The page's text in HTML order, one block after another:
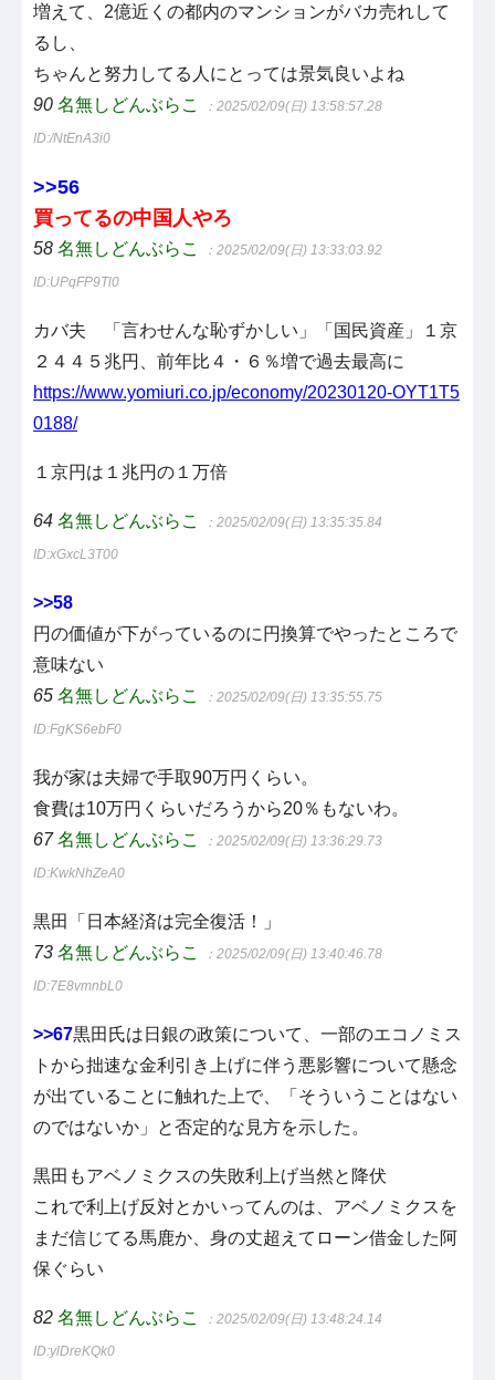
増えて、2億近くの都内のマンションがバカ売れして
るし、
ちゃんと努力してる人にとっては景気良いよね
90 名無しどんぶらこ ：2025/02/09(日) 13:58:57.28
ID:/NtEnA3i0
>>56
買ってるの中国人やろ
58 名無しどんぶらこ ：2025/02/09(日) 13:33:03.92
ID:UPqFP9Tl0
カバ夫 「言わせんな恥ずかしい」「国民資産」１京
２４４５兆円、前年比４・６％増で過去最高に
https://www.yomiuri.co.jp/economy/20230120-OYT1T5
0188/
１京円は１兆円の１万倍
64 名無しどんぶらこ ：2025/02/09(日) 13:35:35.84
ID:xGxcL3T00
>>58
円の価値が下がっているのに円換算でやったところで
意味ない
65 名無しどんぶらこ ：2025/02/09(日) 13:35:55.75
ID:FgKS6ebF0
我が家は夫婦で手取90万円くらい。
食費は10万円くらいだろうから20％もないわ。
67 名無しどんぶらこ ：2025/02/09(日) 13:36:29.73
ID:KwkNhZeA0
黒田「日本経済は完全復活！」
73 名無しどんぶらこ ：2025/02/09(日) 13:40:46.78
ID:7E8vmnbL0
>>67黒田氏は日銀の政策について、一部のエコノミス
トから拙速な金利引き上げに伴う悪影響について懸念
が出ていることに触れた上で、「そういうことはない
のではないか」と否定的な見方を示した。
黒田もアベノミクスの失敗利上げ当然と降伏
これで利上げ反対とかいってんのは、アベノミクスを
まだ信じてる馬鹿か、身の丈超えてローン借金した阿
保ぐらい
82 名無しどんぶらこ ：2025/02/09(日) 13:48:24.14
ID:ylDreKQk0